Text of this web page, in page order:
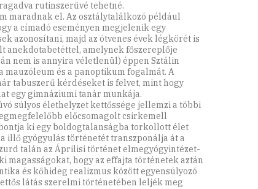
rutinszerűvé tehetné.
maradnak el. Az osztálytalálkozó például
a címadó eseményen megjelenik egy
azonosítani, majd az ötvenes évek légkörét is
anekdotabetéttel, amelynek főszereplője
nem is annyira véletlenül) éppen Sztálin
és a panoptikum fogalmát. A
tabuszerű kérdéseket is felvet, mint hogy
egy gimnáziumi tanár munkája.
súlyos élethelyzet kettőssége jellemzi a többi
előcsomagolt csirkemell
ki egy boldogtalanságba torkollott élet
illő gyógyulás történetét transzponálja át a
talán az Áprilisi történet elmegyógyintézet-
magasságokat, hogy az effajta történetek aztán
és kőhideg realizmus között egyensúlyozó
látás szerelmi történetében leljék meg